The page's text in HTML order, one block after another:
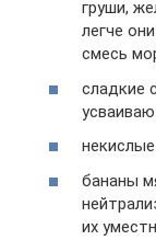
груши,
легче
смесь
сладкие
бананы
их